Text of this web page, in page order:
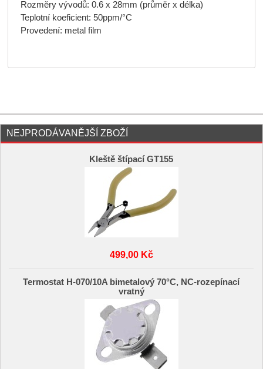
Rozměry vývodů: 0.6 x 28mm (průměr x délka)
Teplotní koeficient: 50ppm/°C
Provedení: metal film
NEJPRODÁVANĚJŠÍ ZBOŽÍ
Kleště štípací GT155
499,00 Kč
Termostat H-070/10A bimetalový 70°C, NC-rozepínací
vratný